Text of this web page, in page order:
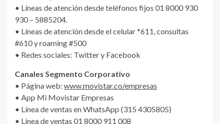
• Líneas de atención desde teléfonos fijos 01 8000 930
930 – 5885204.
• Líneas de atención desde el celular *611, consultas
#610 y roaming #500
• Redes sociales: Twitter y Facebook
Canales Segmento Corporativo
• Página web: www.movistar.co/empresas
• App Mi Movistar Empresas
• Línea de ventas en WhatsApp (315 4305805)
• Línea de ventas 01 8000 911 008